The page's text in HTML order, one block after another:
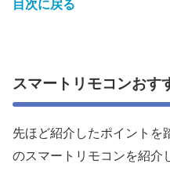
目次に戻る
スマートリモコンおす
先ほど紹介したポイントを
のスマートリモコンを紹介